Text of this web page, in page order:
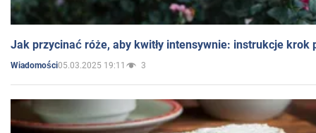
Jak przycinać róże, aby kwitły intensywnie: instrukcje krok
Wiadomości05.03.2025 19:11 3